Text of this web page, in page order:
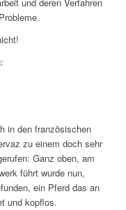
in den französischen
zu einem doch sehr
Ganz oben, am
führt wurde nun,
ein Pferd das an
und kopflos.